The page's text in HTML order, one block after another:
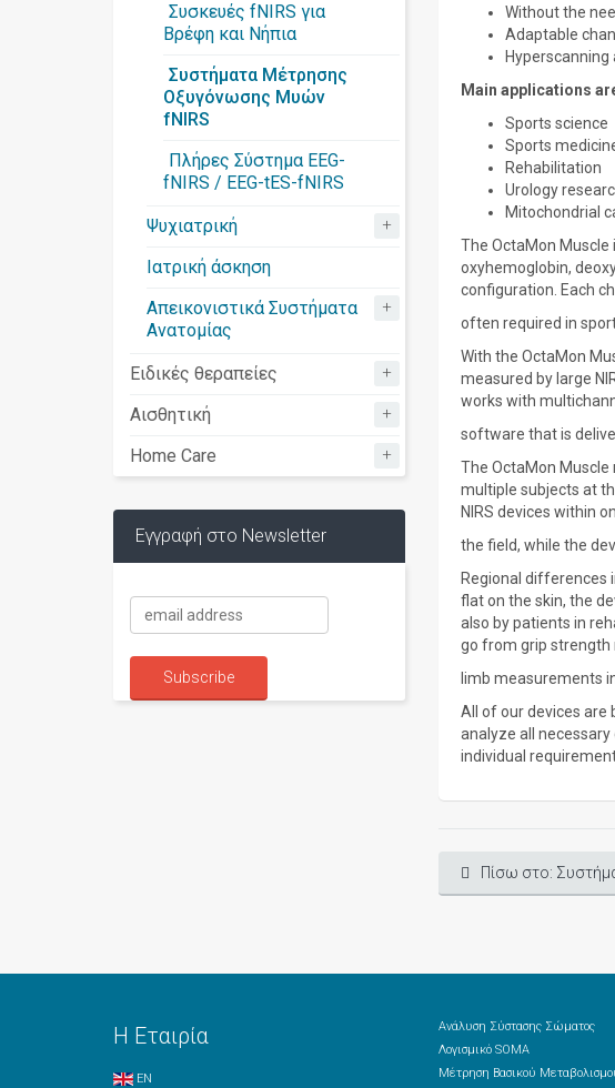
Συσκευές fNIRS για
Βρέφη και Νήπια
Συστήματα Μέτρησης
Οξυγόνωσης Μυών
fNIRS
Πλήρες Σύστημα EEG-
fNIRS / EEG-tES-fNIRS
Ψυχιατρική +
Ιατρική άσκηση
Απεικονιστικά Συστήματα
Ανατομίας
+
Ειδικές θεραπείες +
Αισθητική +
Home Care +
Εγγραφή στο Newsletter
Without the
Adaptable
Main applications
Sports science
Sports
Rehabilitation
Urology
Mitochondrial
The OctaMon
oxyhemoglobin,
configuration. Each
often required in
With the OctaMon
measured by large
works with
software that is
The OctaMon
multiple subjects at
NIRS devices within
the field, while the
Regional differences
flat on the skin, the
also by patients in
go from grip strength
limb measurements
All of our devices are
analyze all
individual
Πίσω στο:
Η Εταιρία
EN
Ανάλυση Σύστασης Σώματος
Λογισμικό SOMA
Μέτρηση Βασικού